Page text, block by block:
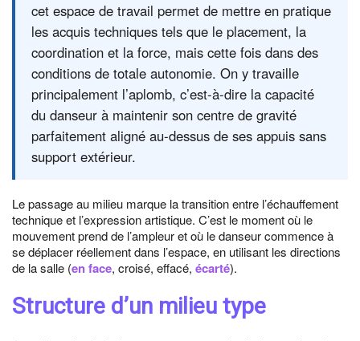
cet espace de travail permet de mettre en pratique
les acquis techniques tels que le placement, la
coordination et la force, mais cette fois dans des
conditions de totale autonomie. On y travaille
principalement l’aplomb, c’est-à-dire la capacité
du danseur à maintenir son centre de gravité
parfaitement aligné au-dessus de ses appuis sans
support extérieur.
Le passage au milieu marque la transition entre l’échauffement
technique et l’expression artistique. C’est le moment où le
mouvement prend de l’ampleur et où le danseur commence à
se déplacer réellement dans l’espace, en utilisant les directions
de la salle (en face, croisé, effacé, écarté).
Structure d’un milieu type